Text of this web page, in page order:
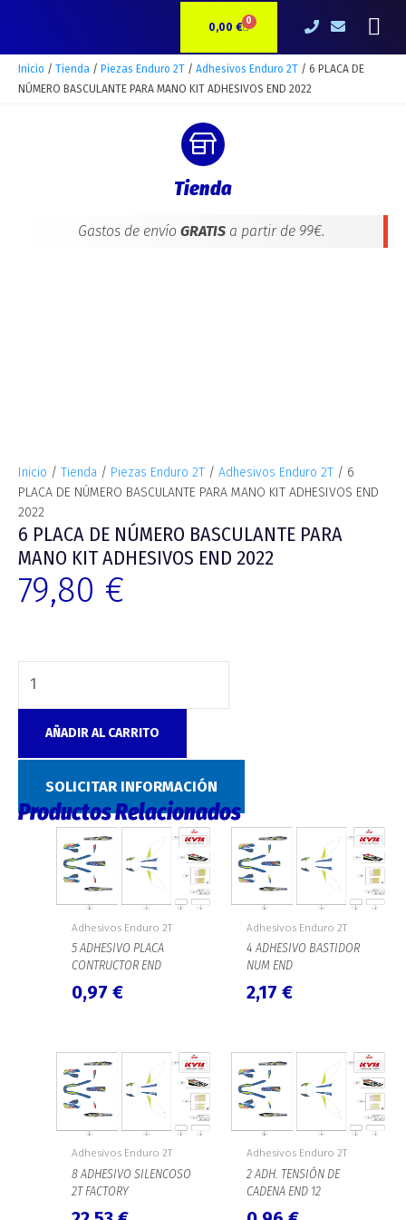
0,00 € 0CARRITO
Inicio / Tienda / Piezas Enduro 2T / Adhesivos Enduro 2T / 6 PLACA DE
NÚMERO BASCULANTE PARA MANO KIT ADHESIVOS END 2022
Tienda
Gastos de envío GRATISa partir de 99€.
Inicio / Tienda / Piezas Enduro 2T / Adhesivos Enduro 2T / 6
PLACA DE NÚMERO BASCULANTE PARA MANO KIT ADHESIVOS END
2022
6 PLACA DE NÚMERO BASCULANTE PARA
MANO KIT ADHESIVOS END 2022
79,80 €
NÚMERO
BASCULANTE
AÑADIR AL CARRITO
SOLICITAR INFORMACIÓN
Productos Relacionados
Adhesivos Enduro 2T
5 ADHESIVO PLACA
CONTRUCTOR END
0,97 €
Adhesivos Enduro 2T
4 ADHESIVO BASTIDOR
NUM END
2,17 €
Adhesivos Enduro 2T
8 ADHESIVO SILENCOSO
2T FACTORY
Adhesivos Enduro 2T
2 ADH. TENSIÓN DE
CADENA END 12